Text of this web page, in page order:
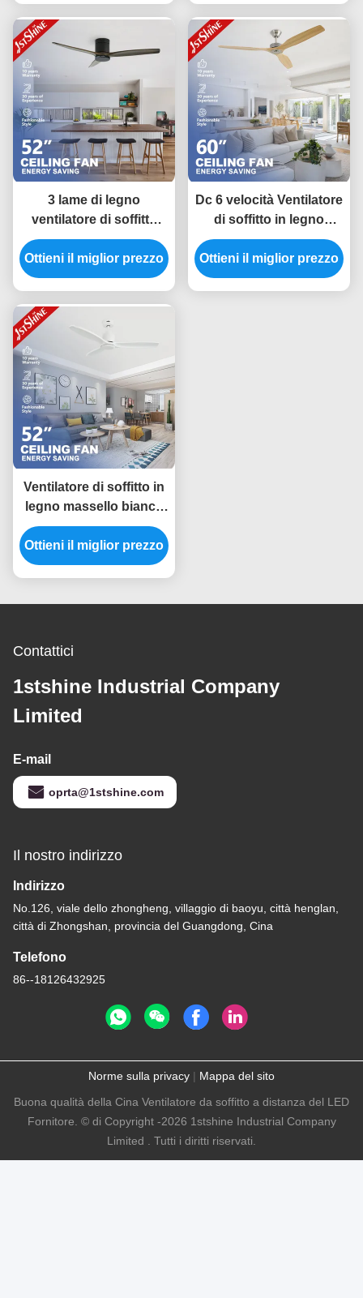
3 lame di legno
ventilatore di soffitto
basso profilo silenzioso
risparmio energetico
motore a corrente
montaggio 52 pollici
Ottieni il miglior prezzo
Dc 6 velocità Ventilatore
di soffitto in legno
massello Controllo
remoto Decorativo
interno
Ottieni il miglior prezzo
Ventilatore di soffitto in
legno massello bianco
interno moderno con
motore DC a controllo
remoto
Ottieni il miglior prezzo
Contattici
1stshine Industrial Company
Limited
E-mail
oprta@1stshine.com
Il nostro indirizzo
Indirizzo
No.126, viale dello zhongheng, villaggio di baoyu, città henglan,
città di Zhongshan, provincia del Guangdong, Cina
Telefono
86--18126432925
Norme sulla privacy | Mappa del sito
Buona qualità della Cina Ventilatore da soffitto a distanza del LED
Fornitore. © di Copyright -2026 1stshine Industrial Company
Limited . Tutti i diritti riservati.